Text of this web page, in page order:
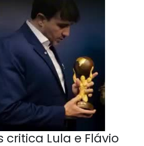
critica Lula e Flávio